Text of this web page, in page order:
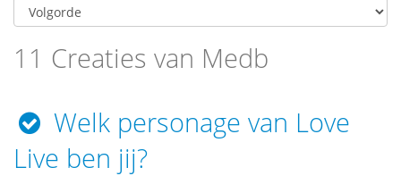
11 Creaties van Medb
Welk personage van Love
Live ben jij?